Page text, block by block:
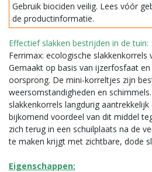
Gebruik biociden veilig. Lees vóór
de productinformatie.
Effectief slakken bestrijden in de tuin:
Ferrimax: ecologische slakkenkorrels
Gemaakt op basis van ijzerfosfaat
oorsprong. De mini-korreltjes zijn
weersomstandigheden en
slakkenkorrels langdurig
bijkomend voordeel van dit middel
zich terug in een schuilplaats na de
te maken krijgt met zichtbare, dode
Eigenschappen: